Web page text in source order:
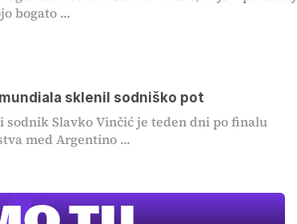
bogato ...
sklenil sodniško pot
sodnik Slavko Vinčić je teden dni po finalu
med Argentino ...